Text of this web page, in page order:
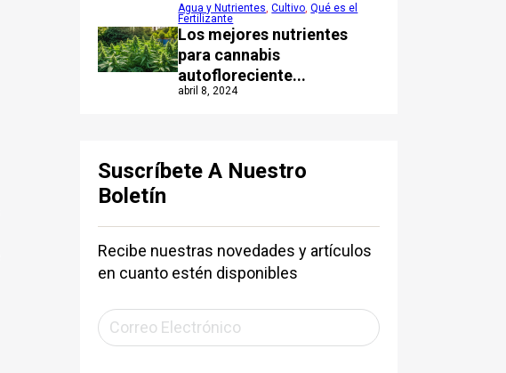
Los mejores nutrientes
para cannabis
autofloreciente...
Agua y Nutrientes,Cultivo,Qué es el
Fertilizante
abril 8, 2024
Suscríbete A Nuestro
Boletín
Recibe nuestras novedades y artículos
en cuanto estén disponibles